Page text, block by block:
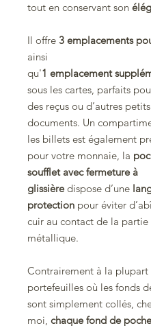
tout en conservant son
Il offre 3 emplacements
ainsi
qu'1 emplacement
sous les cartes, parfaits
des reçus ou d’autres petits
documents. Un
les billets est également
pour votre monnaie, la
soufflet avec fermeture à
glissièredispose d’une
protection pour éviter
cuir au contact de la partie
métallique.
Contrairement à la plupart
portefeuilles où les fonds
sont simplement collés,
moi, chaque fond de